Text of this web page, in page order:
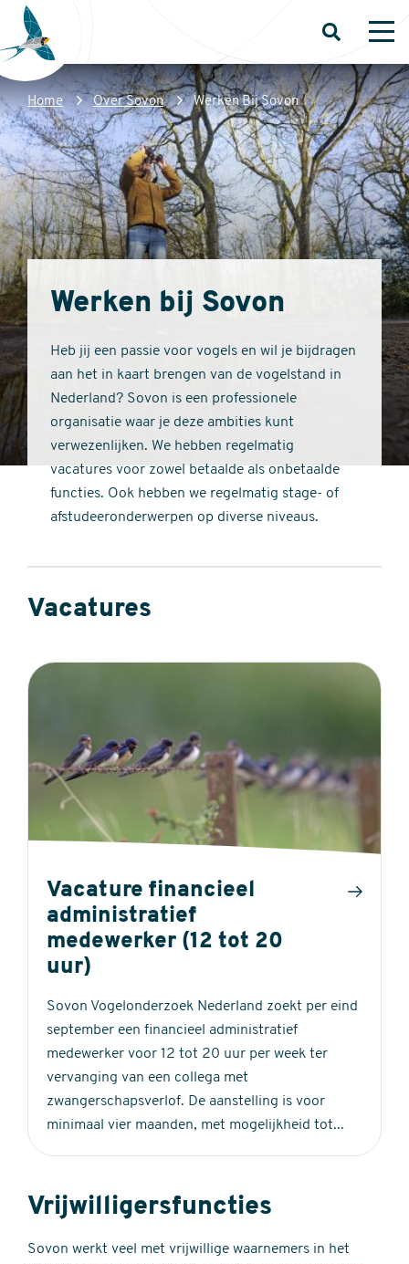
Overslaan
naar
de
inhoud
gaan
Sovon
Homepage
Open
Kruimelpad
Home Over Sovon Werken Bij Sovon
Werken bij Sovon
Heb jij een passie voor vogels en wil je bijdragen
aan het in kaart brengen van de vogelstand in
Nederland? Sovon is een professionele
organisatie waar je deze ambities kunt
verwezenlijken. We hebben regelmatig
vacatures voor zowel betaalde als onbetaalde
functies. Ook hebben we regelmatig stage- of
afstudeeronderwerpen op diverse niveaus.
Vacatures
Vacature financieel
administratief
medewerker (12 tot 20
uur)
Sovon Vogelonderzoek Nederland zoekt per eind
september een financieel administratief
medewerker voor 12 tot 20 uur per week ter
vervanging van een collega met
zwangerschapsverlof. De aanstelling is voor
minimaal vier maanden, met mogelijkheid tot...
Vrijwilligersfuncties
Sovon werkt veel met vrijwillige waarnemers in het